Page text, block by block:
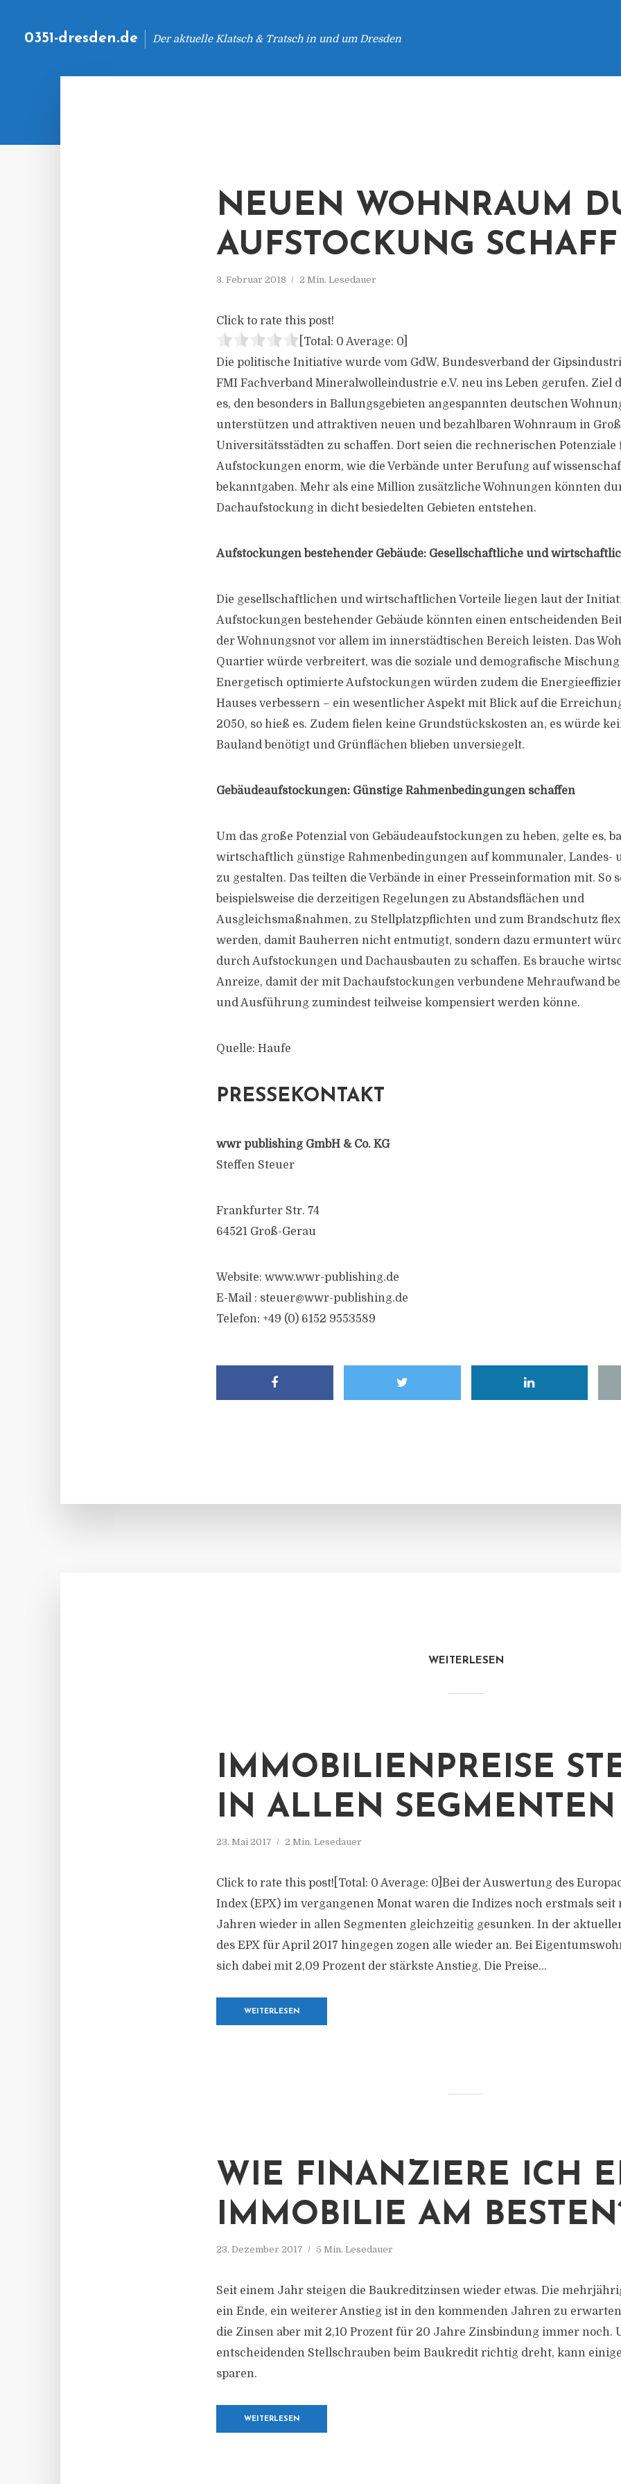
0351-dresden.de Der aktuelle Klatsch & Tratsch in und um Dresden
NEUEN WOHNRAUM
AUFSTOCKUNG
3. Februar 2018 2 Min. Lesedauer
Click to rate this post!
[Total: 0 Average: 0
Die politische Initiative wurde vom GdW, Bundesverband der
FMI Fachverband Mineralwolleindustrie e.V. neu ins Leben gerufen. Ziel
es, den besonders in Ballungsgebieten angespannten deutschen
unterstützen und attraktiven neuen und bezahlbaren Wohnraum in
Universitätsstädten zu schaffen. Dort seien die rechnerischen Potenziale
Aufstockungen enorm, wie die Verbände unter Berufung auf
bekanntgaben. Mehr als eine Million zusätzliche Wohnungen könnten
Dachaufstockung in dicht besiedelten Gebieten entstehen.
Aufstockungen bestehender Gebäude: Gesellschaftliche und
Die gesellschaftlichen und wirtschaftlichen Vorteile liegen laut der
Aufstockungen bestehender Gebäude könnten einen entscheidenden
der Wohnungsnot vor allem im innerstädtischen Bereich leisten. Das
Quartier würde verbreitert, was die soziale und demografische Mischung
Energetisch optimierte Aufstockungen würden zudem die
Hauses verbessern – ein wesentlicher Aspekt mit Blick auf die
2050, so hieß es. Zudem fielen keine Grundstückskosten an, es würde
Bauland benötigt und Grünflächen blieben unversiegelt.
Gebäudeaufstockungen: Günstige Rahmenbedingungen schaffen
Um das große Potenzial von Gebäudeaufstockungen zu heben, gelte es,
wirtschaftlich günstige Rahmenbedingungen auf kommunaler, Landes-
zu gestalten. Das teilten die Verbände in einer Presseinformation mit. So
beispielsweise die derzeitigen Regelungen zu Abstandsflächen und
Ausgleichsmaßnahmen, zu Stellplatzpflichten und zum Brandschutz
werden, damit Bauherren nicht entmutigt, sondern dazu ermuntert
durch Aufstockungen und Dachausbauten zu schaffen. Es brauche
Anreize, damit der mit Dachaufstockungen verbundene Mehraufwand
und Ausführung zumindest teilweise kompensiert werden könne.
Quelle: Haufe
PRESSEKONTAKT
wwr publishing GmbH & Co. KG
Steffen Steuer
Frankfurter Str. 74
64521 Groß-Gerau
Website: www.wwr-publishing.de
E-Mail : steuer@wwr-publishing.de
Telefon: +49 (0) 6152 9553589
WEITERLESEN
IMMOBILIENPREISE
IN ALLEN SEGMENTEN
23. Mai 2017 2 Min. Lesedauer
Click to rate this post![Total: 0 Average: 0]Bei der Auswertung des
Index (EPX) im vergangenen Monat waren die Indizes noch erstmals seit
Jahren wieder in allen Segmenten gleichzeitig gesunken. In der
des EPX für April 2017 hingegen zogen alle wieder an. Bei
sich dabei mit 2,09 Prozent der stärkste Anstieg. Die Preise...
WEITERLESEN
WIE FINANZIERE ICH
IMMOBILIE AM
23. Dezember 2017 5 Min. Lesedauer
Seit einem Jahr steigen die Baukreditzinsen wieder etwas. Die
ein Ende, ein weiterer Anstieg ist in den kommenden Jahren zu
die Zinsen aber mit 2,10 Prozent für 20 Jahre Zinsbindung immer noch.
entscheidenden Stellschrauben beim Baukredit richtig dreht, kann
sparen.
WEITERLESEN